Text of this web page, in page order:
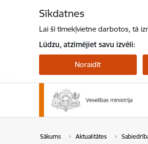
Sīkdatnes
Lai šī tīmekļvietne darbotos, tā
Lūdzu, atzīmējiet savu izvēli:
Noraidīt
Sākums Aktualitātes